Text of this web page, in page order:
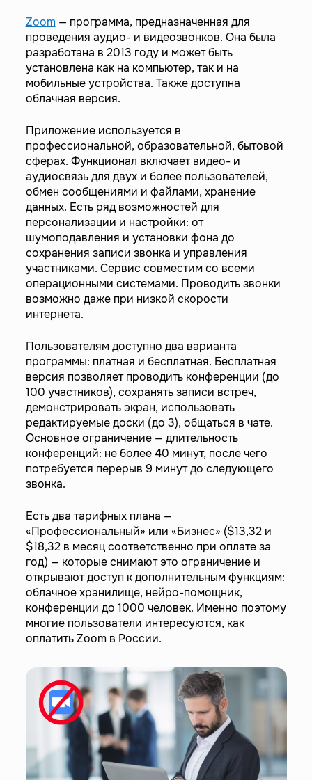
Zoom— программа, предназначенная для
проведения аудио- и видеозвонков. Она была
разработана в 2013 году и может быть
установлена как на компьютер, так и на
мобильные устройства. Также доступна
облачная версия.
Приложение используется в
профессиональной, образовательной, бытовой
сферах. Функционал включает видео- и
аудиосвязь для двух и более пользователей,
обмен сообщениями и файлами, хранение
данных. Есть ряд возможностей для
персонализации и настройки: от
шумоподавления и установки фона до
сохранения записи звонка и управления
участниками. Сервис совместим со всеми
операционными системами. Проводить звонки
возможно даже при низкой скорости
интернета.
Пользователям доступно два варианта
программы: платная и бесплатная. Бесплатная
версия позволяет проводить конференции (до
100 участников), сохранять записи встреч,
демонстрировать экран, использовать
редактируемые доски (до 3), общаться в чате.
Основное ограничение — длительность
конференций: не более 40 минут, после чего
потребуется перерыв 9 минут до следующего
звонка.
Есть два тарифных плана —
«Профессиональный» или «Бизнес» ($13,32 и
$18,32 в месяц соответственно при оплате за
год) — которые снимают это ограничение и
открывают доступ к дополнительным функциям:
облачное хранилище, нейро-помощник,
конференции до 1000 человек. Именно поэтому
многие пользователи интересуются, как
оплатить Zoom в России.